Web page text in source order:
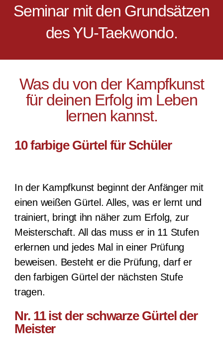
Seminar mit den Grundsätzen
des YU-Taekwondo.
Was du von der Kampfkunst
für deinen Erfolg im Leben
lernen kannst.
10 farbige Gürtel für Schüler
In der Kampfkunst beginnt der Anfänger mit
einen weißen Gürtel. Alles, was er lernt und
trainiert, bringt ihn näher zum Erfolg, zur
Meisterschaft. All das muss er in 11 Stufen
erlernen und jedes Mal in einer Prüfung
beweisen. Besteht er die Prüfung, darf er
den farbigen Gürtel der nächsten Stufe
tragen.
Nr. 11 ist der schwarze Gürtel der
Meister